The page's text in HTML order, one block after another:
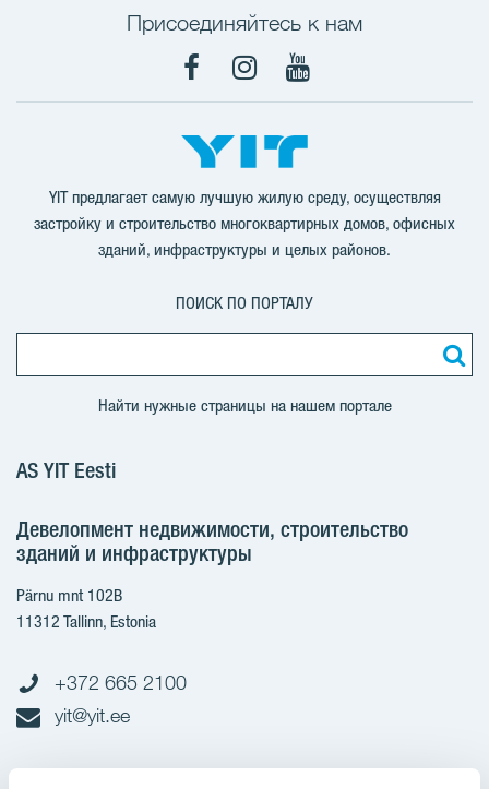
Присоединяйтесь к нам
FacebookInstagram
YouTube
YIT предлагает самую лучшую жилую среду, осуществляя
застройку и строительство многоквартирных домов, офисных
зданий, инфраструктуры и целых районов.
ПОИСК ПО ПОРТАЛУ
Найти нужные страницы на нашем портале
AS YIT Eesti
Девелопмент недвижимости, строительство
зданий и инфраструктуры
Pärnu mnt 102B
11312 Tallinn, Estonia
+372 665 2100
yit@yit.ee